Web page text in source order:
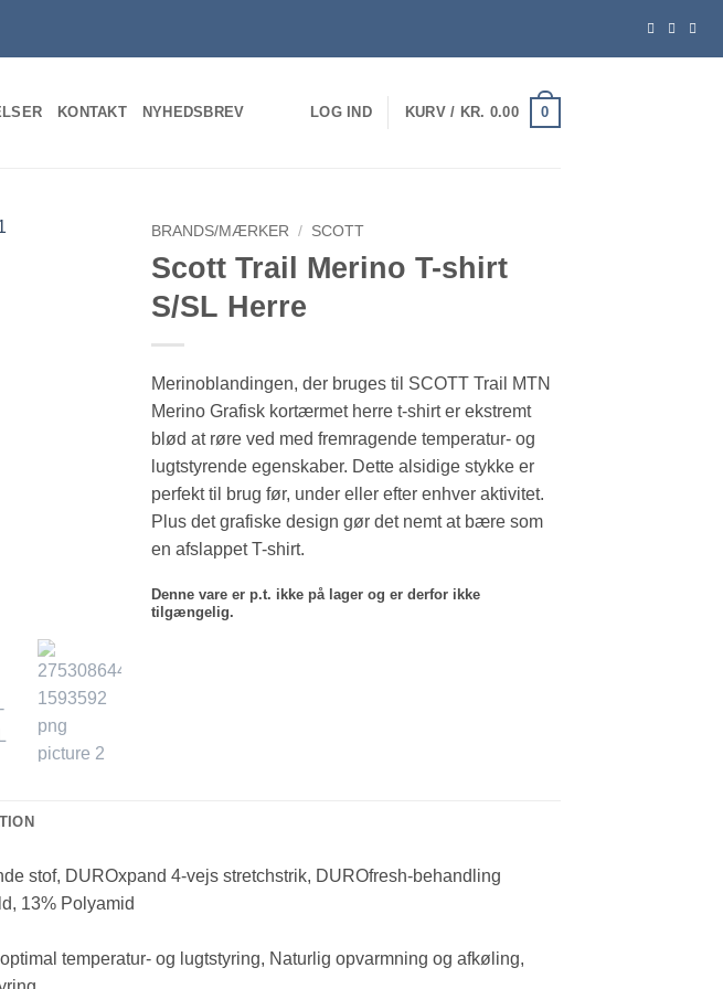
KONTAKT NYHEDSBREV LOG IND KURV / KR. 0.00 0
BRANDS/MÆRKER / SCOTT
Scott Trail Merino T-shirt
S/SL Herre
Merinoblandingen, der bruges til SCOTT Trail MTN
Merino Grafisk kortærmet herre t-shirt er ekstremt
blød at røre ved med fremragende temperatur- og
lugtstyrende egenskaber. Dette alsidige stykke er
perfekt til brug før, under eller efter enhver aktivitet.
Plus det grafiske design gør det nemt at bære som
en afslappet T-shirt.
Denne vare er p.t. ikke på lager og er derfor ikke
tilgængelig.
stof, DUROxpand 4-vejs stretchstrik, DUROfresh-behandling
13% Polyamid
temperatur- og lugtstyring, Naturlig opvarmning og afkøling,